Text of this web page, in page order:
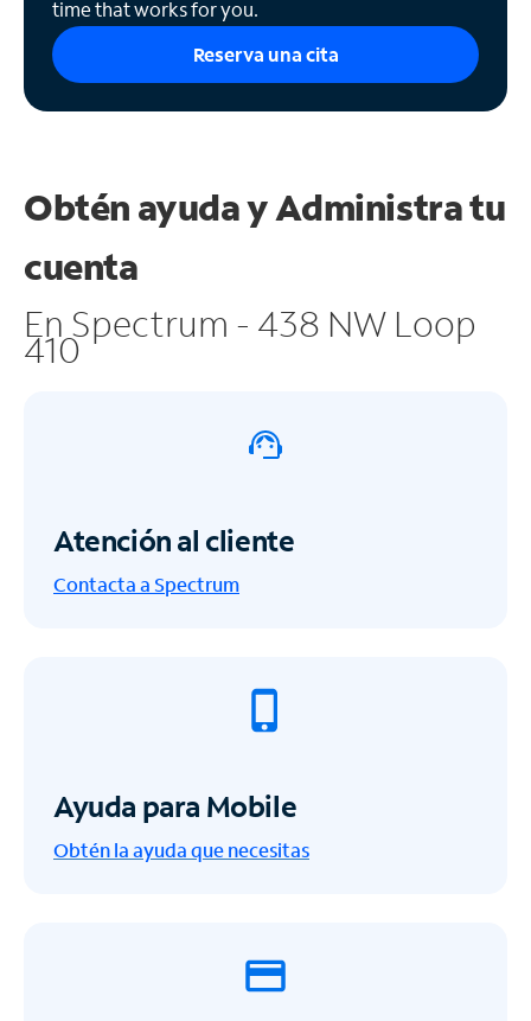
time that works for you.
Reserva una cita
Obtén ayuda yAdministra tu
cuenta
En Spectrum - 438 NW Loop
410
Atención al cliente
Contacta a Spectrum
Ayuda para Mobile
Obtén la ayuda que necesitas